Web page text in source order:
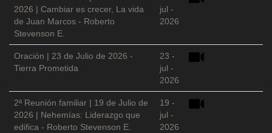
2026 | Cambiar es crecer, La vida
de Juan Marcos - Roberto
Stevenson E.
jul -
2026
Oración | 23 de Julio de 2026 -
Tierra Prometida
23 -
jul -
2026
2ª Reunión familiar | 19 de Julio de
2026 | Nehemías: Liderazgo que
edifica - Roberto Stevenson E.
19 -
jul -
2026